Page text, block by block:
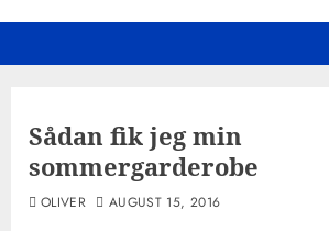
Sådan fik jeg min
sommergarderobe
OLIVER AUGUST 15, 2016